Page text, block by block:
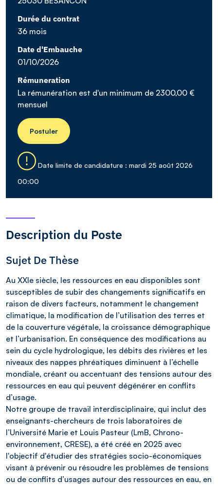
Durée du contrat
36 mois
Date d'Embauche
01/10/2026
Rémuneration
La rémunération est d'un minimum de 2300,00 €
mensuel
Postuler
Date limite de candidature : mardi 25 août 2026
00:00
Description du Poste
Sujet De Thèse
Au XXIe siècle, les ressources en eau disponibles sont
susceptibles de subir des changements significatifs en
raison de divers facteurs, notamment le changement
climatique, la modification de l’utilisation des terres et
de la couverture végétale, la croissance démographique
et l’urbanisation. En conséquence des modifications au
sein du cycle hydrologique, les débits des rivières et les
niveaux des nappes phréatiques diminuent à l’échelle
mondiale, créant ou accentuant des tensions autour des
ressources en eau qui peuvent dégénérer en conflits
d’usage.
Notre groupe de travail interdisciplinaire, qui inclut des
enseignants-chercheurs de trois laboratoires de
l’Université Marie et Louis Pasteur (LmB, Chrono-
environnement, CRESE), a été créé en 2025 avec
l'objectif d'étudier des stratégies socio-économiques
visant à prévenir ou résoudre les problèmes de tensions
ou de conflits d’usages autour des ressources en eau, en